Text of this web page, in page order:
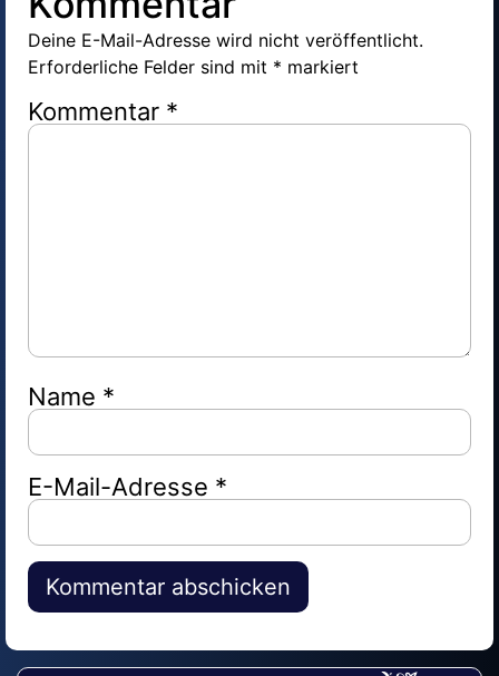
Deine E-Mail-Adresse wird nicht veröffentlicht.
Erforderliche Felder sind mit * markiert
Kommentar *
Name *
E-Mail-Adresse *
Alternative: